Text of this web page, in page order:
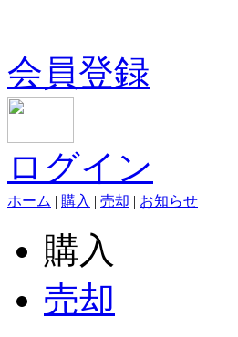
会員登録
ログイン
ホーム | 購入 | 売却 | お知らせ
購入
売却